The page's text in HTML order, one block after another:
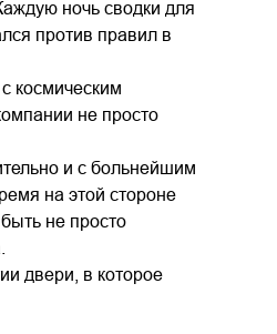
ночь сводки для
против правил в
космическим
не просто
и с больнейшим
на этой стороне
не просто
двери, в которое